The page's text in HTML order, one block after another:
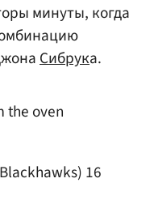
минуты, когда
Сибрука.
the oven
16